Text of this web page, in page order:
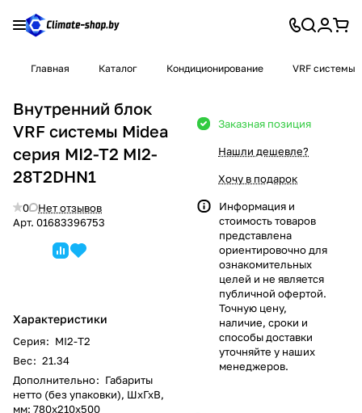
Главная Каталог Кондиционирование VRF системы
Внутренний блок
VRF системы Midea
серия MI2-T2 MI2-
28T2DHN1
0
Нет отзывов
Арт. 01683396753
Характеристики
Серия: MI2-T2
Вес: 21.34
Дополнительно: Габариты
нетто (без упаковки), ШхГхВ,
мм: 780x210x500
Заказная позиция
Нашли дешевле?
Хочу в подарок
Информация и
стоимость товаров
представлена
ориентировочно для
ознакомительных
целей и не является
публичной офертой.
Точную цену,
наличие, сроки и
способы доставки
уточняйте у наших
менеджеров.